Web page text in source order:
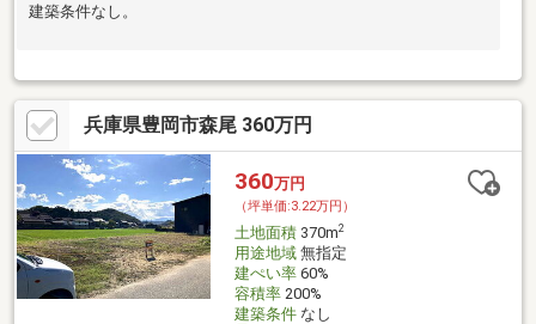
建築条件なし。
兵庫県豊岡市森尾 360万円
360万円
（坪単価:3.22万円）
土地面積370m2
用途地域無指定
建ぺい率60%
容積率200%
建築条件なし